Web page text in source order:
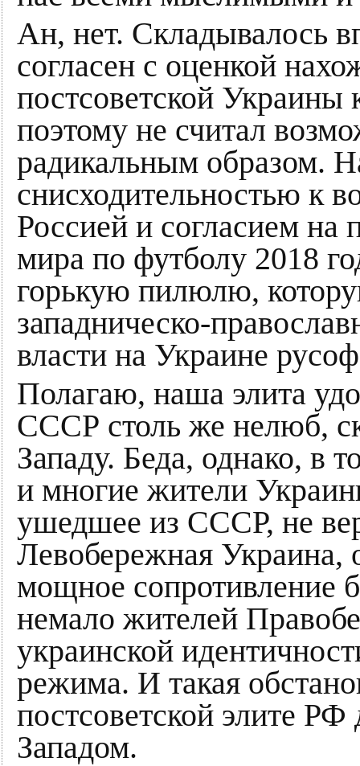
Ан, нет. Складывалось
согласен с оценкой
постсоветской Украины
поэтому не считал
радикальным образом.
снисходительностью к
Россией и согласием на
мира по футболу 2018
горькую пилюлю,
западническо-
власти на Украине
Полагаю, наша элита
СССР столь же нелюб,
Западу. Беда, однако, в
и многие жители
ушедшее из СССР, не
Левобережная Украина,
мощное сопротивление
немало жителей
украинской
режима. И такая
постсоветской элите РФ
Западом.